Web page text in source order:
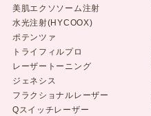
美肌エクソソーム注射
水光注射(HYCOOX)
ポテンツァ
トライフィルプロ
レーザートーニング
ジェネシス
フラクショナルレーザー
Qスイッチレーザー